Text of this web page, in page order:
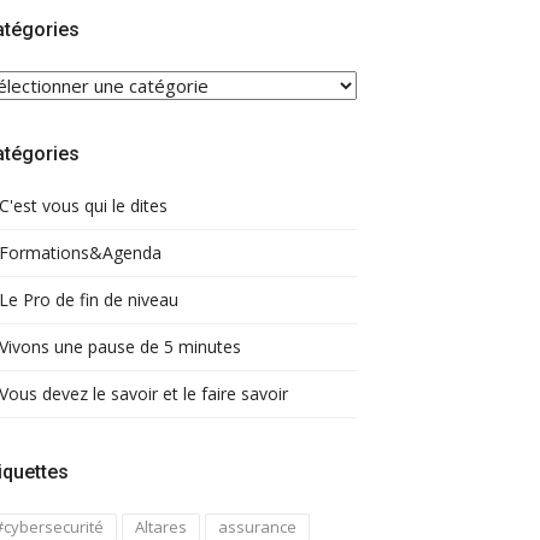
C'est vous qui le dites
Formations&Agenda
Le Pro de fin de niveau
Vivons une pause de 5 minutes
Vous devez le savoir et le faire savoir
Altares assurance